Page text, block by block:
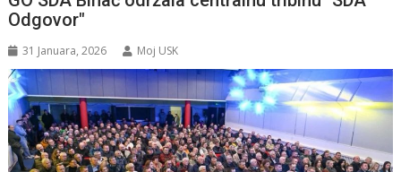
Odgovor"
31 Januara, 2026 Moj USK